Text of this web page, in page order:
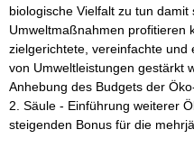
biologische Vielfalt zu tun
Umweltmaßnahmen profitieren
zielgerichtete, vereinfachte und
von Umweltleistungen gestärkt
Anhebung des Budgets der
2. Säule - Einführung weiterer
steigenden Bonus für die